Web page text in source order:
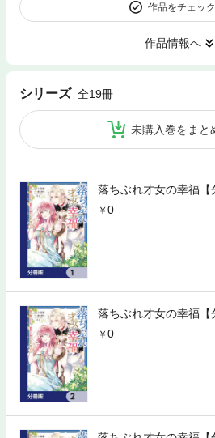
作品をチェッ
作品情報へ
シリーズ 全19冊
未購入巻をまと
落ちぶれ才女の幸福
0
落ちぶれ才女の幸福
0